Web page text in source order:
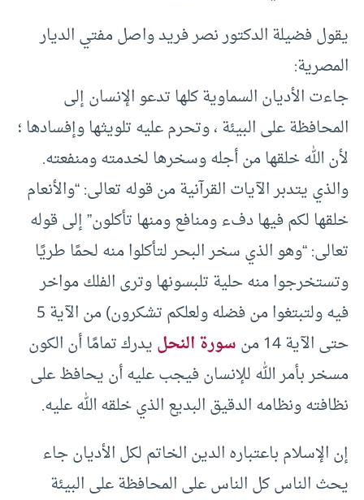
يقول فضيلة الدكتور نصر فريد واصل مفتي الديار
المصرية:
جاءت الأديان السماوية كلها تدعو الإنسان إلى
المحافظة على البيئة ، وتحرم عليه تلويثها وإفسادها ؛
لأن الله خلقها من أجله وسخرها لخدمته ومنفعته.
والذي يتدبر الآيات القرآنية من قوله تعالى: “والأنعام
خلقها لكم فيها دفء ومنافع ومنها تأكلون” إلى قوله
تعالى: “وهو الذي سخر البحر لتأكلوا منه لحمًا طريًا
وتستخرجوا منه حلية تلبسونها وترى الفلك مواخر
فيه ولتبتغوا من فضله ولعلكم تشكرون) من الآية 5
حتى الآية 14 من
سورة النحليدرك تمامًا أن الكون
مسخر بأمر الله للإنسان فيجب عليه أن يحافظ على
نظافته ونظامه الدقيق البديع الذي خلقه الله عليه.
إن الإسلام باعتباره الدين الخاتم لكل الأديان جاء
يحث الناس كل الناس على المحافظة على البيئة